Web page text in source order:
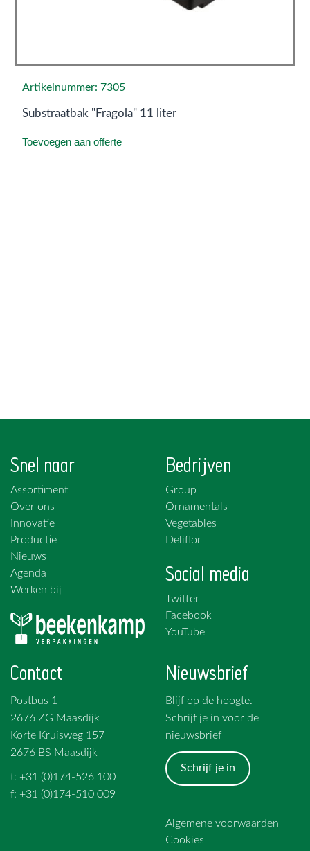
Artikelnummer: 7305
Substraatbak "Fragola" 11 liter
Toevoegen aan offerte
Snel naar
Assortiment
Over ons
Innovatie
Productie
Nieuws
Agenda
Werken bij
Bedrijven
Group
Ornamentals
Vegetables
Deliflor
Social media
Twitter
Facebook
YouTube
Contact
Postbus 1
2676 ZG Maasdijk
Korte Kruisweg 157
2676 BS Maasdijk
t: +31 (0)174-526 100
f: +31 (0)174-510 009
Nieuwsbrief
Blijf op de hoogte.
Schrijf je in voor de
nieuwsbrief
Schrijf je in
Algemene voorwaarden
Cookies